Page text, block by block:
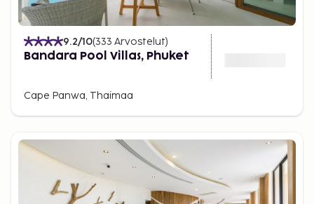
9.2/10(333 Arvostelut)
Bandara Pool Villas, Phuket
Cape Panwa, Thaimaa